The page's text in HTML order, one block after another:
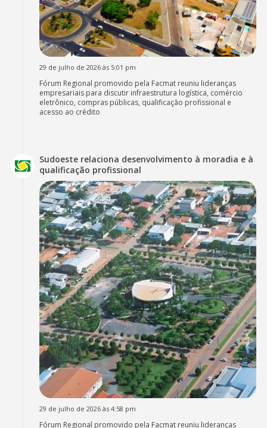
29 de julho de 2026 às 5:01 pm
Fórum Regional promovido pela Facmat reuniu lideranças
empresariais para discutir infraestrutura logística, comércio
eletrônico, compras públicas, qualificação profissional e
acesso ao crédito
Sudoeste relaciona desenvolvimento à moradia e à
qualificação profissional
29 de julho de 2026 às 4:58 pm
Fórum Regional promovido pela Facmat reuniu lideranças